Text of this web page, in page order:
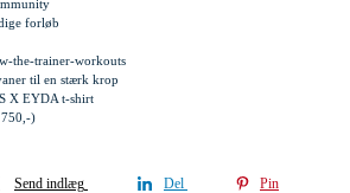
forløb
the-trainer-workouts
til en stærk krop
X EYDA t-shirt
750,-)
Send indlæg Del Pin